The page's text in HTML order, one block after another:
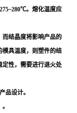
。熔化温度应
结晶度将影响产品的
具温度，则塑件的结
定性，需要进行退火处
产品设计。
）。